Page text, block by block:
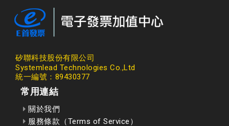
矽聯科技股份有限公司
Systemlead Technologies Co.,Ltd
統一編號：89430377
常用連結
關於我們
服務條款（Terms of Service）